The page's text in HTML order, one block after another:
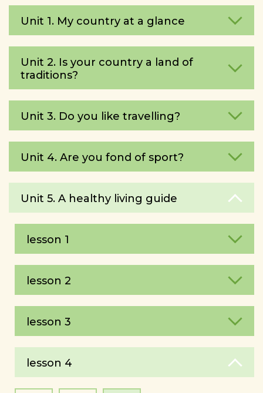
Unit 1. My country at a glance
Unit 2. Is your country a land of
traditions?
Unit 3. Do you like travelling?
Unit 4. Are you fond of sport?
Unit 5. A healthy living guide
lesson 1
lesson 2
lesson 3
lesson 4